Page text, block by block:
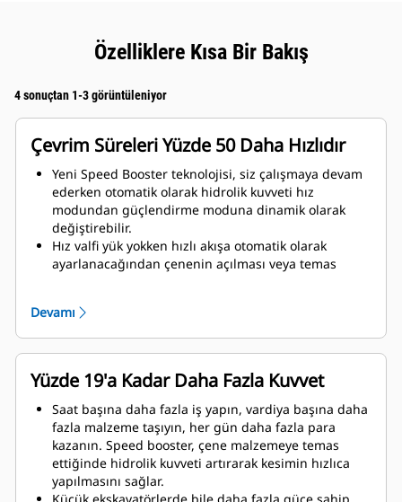
Özelliklere Kısa Bir Bakış
4 sonuçtan 1-3 görüntüleniyor
Çevrim Süreleri Yüzde 50 Daha Hızlıdır
Yeni Speed Booster teknolojisi, siz çalışmaya devam
ederken otomatik olarak hidrolik kuvveti hız
modundan güçlendirme moduna dinamik olarak
değiştirebilir.
Hız valfi yük yokken hızlı akışa otomatik olarak
ayarlanacağından çenenin açılması veya temas
ezme/kesme kuvveti uygulanır.
Devamı
Yüzde 19'a Kadar Daha Fazla Kuvvet
Saat başına daha fazla iş yapın, vardiya başına daha
fazla malzeme taşıyın, her gün daha fazla para
kazanın. Speed booster, çene malzemeye temas
ettiğinde hidrolik kuvveti artırarak kesimin hızlıca
yapılmasını sağlar.